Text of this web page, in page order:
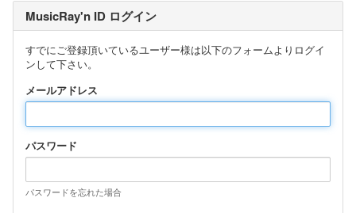
MusicRay'n ID ログイン
すでにご登録頂いているユーザー様は以下のフォームよりログイ
ンして下さい。
メールアドレス
パスワード
パスワードを忘れた場合